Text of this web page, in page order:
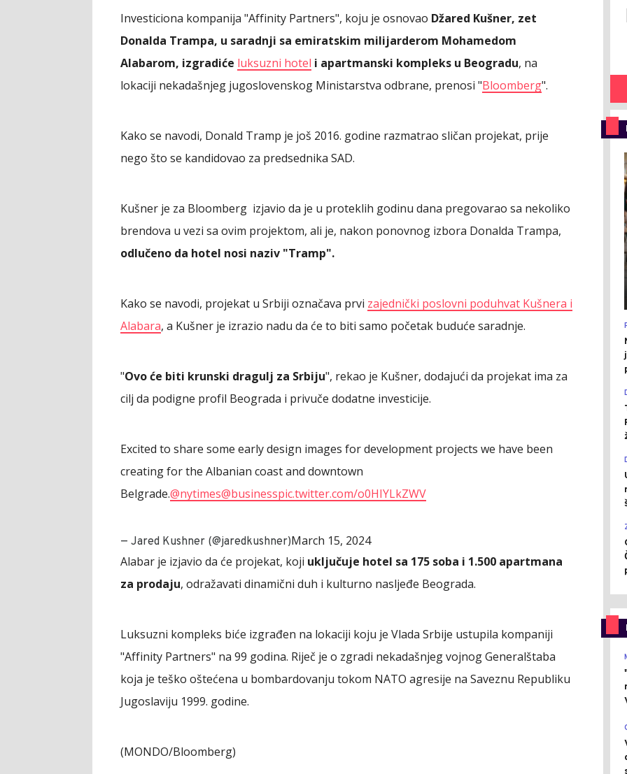
Investiciona kompanija "Affinity Partners", koju je osnovao Džared Kušner, zet
Donalda Trampa, u saradnji sa emiratskim milijarderom Mohamedom
Alabarom, izgradiće luksuzni hotel i apartmanski kompleks u Beogradu, na
lokaciji nekadašnjeg jugoslovenskog Ministarstva odbrane, prenosi "Bloomberg".
Kako se navodi, Donald Tramp je još 2016. godine razmatrao sličan projekat, prije
nego što se kandidovao za predsednika SAD.
Kušner je za Bloomberg izjavio da je u proteklih godinu dana pregovarao sa nekoliko
brendova u vezi sa ovim projektom, ali je, nakon ponovnog izbora Donalda Trampa,
odlučeno da hotel nosi naziv "Tramp".
Kako se navodi, projekat u Srbiji označava prvi zajednički poslovni poduhvat Kušnera i
Alabara, a Kušner je izrazio nadu da će to biti samo početak buduće saradnje.
"Ovo će biti krunski dragulj za Srbiju", rekao je Kušner, dodajući da projekat ima za
cilj da podigne profil Beograda i privuče dodatne investicije.
Excited to share some early design images for development projects we have been
creating for the Albanian coast and downtown
Belgrade.@nytimes@businesspic.twitter.com/o0HIYLkZWV
— Jared Kushner (@jaredkushner)March 15, 2024
Alabar je izjavio da će projekat, koji uključuje hotel sa 175 soba i 1.500 apartmana
za prodaju, odražavati dinamični duh i kulturno nasljeđe Beograda.
Luksuzni kompleks biće izgrađen na lokaciji koju je Vlada Srbije ustupila kompaniji
"Affinity Partners" na 99 godina. Riječ je o zgradi nekadašnjeg vojnog Generalštaba
koja je teško oštećena u bombardovanju tokom NATO agresije na Saveznu Republiku
Jugoslaviju 1999. godine.
(MONDO/Bloomberg)